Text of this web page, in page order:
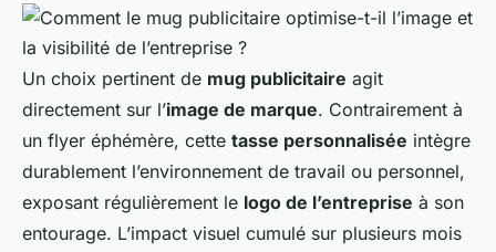
Un choix pertinent de mug publicitaire agit
directement sur l’image de marque. Contrairement à
un flyer éphémère, cette tasse personnalisée intègre
durablement l’environnement de travail ou personnel,
exposant régulièrement le logo de l’entreprise à son
entourage. L’impact visuel cumulé sur plusieurs mois